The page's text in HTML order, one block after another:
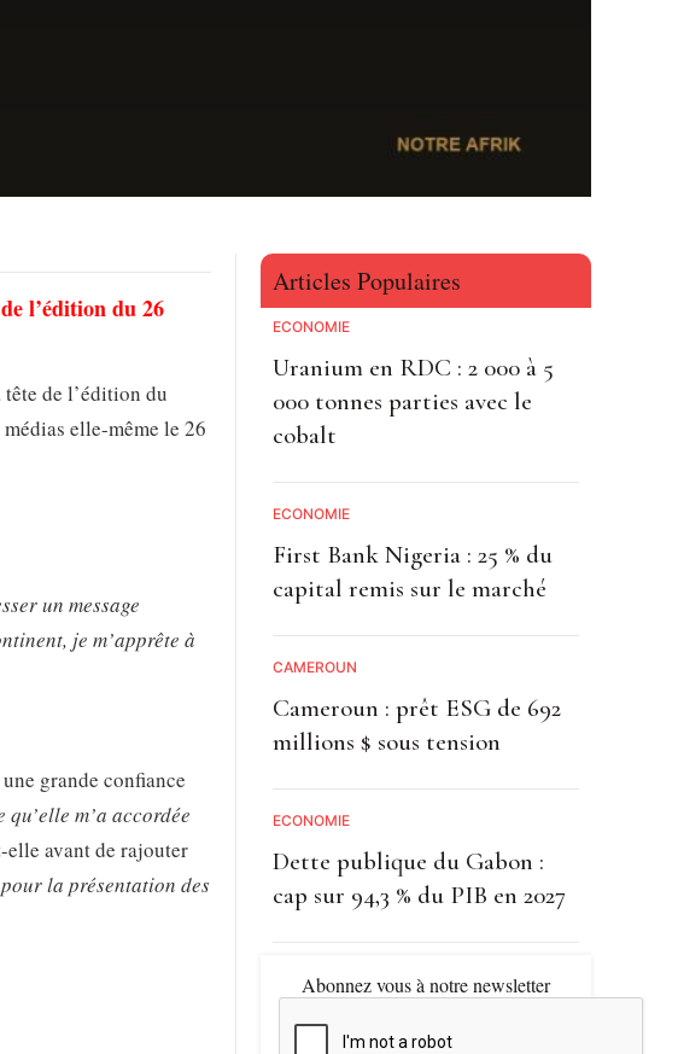
l’édition du 26
de l’édition du
elle-même le 26
un message
je m’apprête à
grande confiance
m’a accordée
elle avant de rajouter
la présentation des
Articles Populaires
ECONOMIE
Uranium en RDC : 2 000 à 5
000 tonnes parties avec le
cobalt
ECONOMIE
First Bank Nigeria : 25 % du
capital remis sur le marché
CAMEROUN
Cameroun : prêt ESG de 692
millions $ sous tension
ECONOMIE
Dette publique du Gabon :
cap sur 94,3 % du PIB en 2027
Abonnez vous à notre newsletter